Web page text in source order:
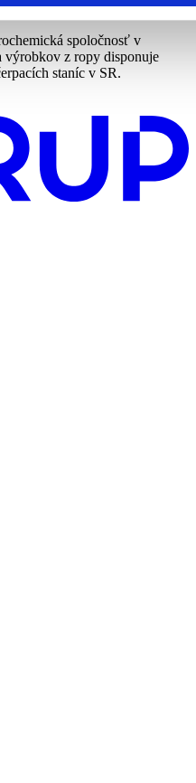
spoločnosť v
výrobkov z ropy disponuje
staníc v SR.